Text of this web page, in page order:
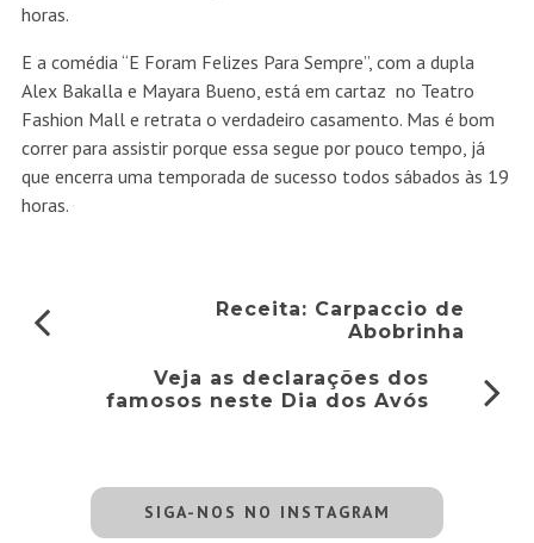
horas.
E a comédia “E Foram Felizes Para Sempre”, com a dupla
Alex Bakalla e Mayara Bueno, está em cartaz no Teatro
Fashion Mall e retrata o verdadeiro casamento. Mas é bom
correr para assistir porque essa segue por pouco tempo, já
que encerra uma temporada de sucesso todos sábados às 19
horas.
Receita: Carpaccio de
Abobrinha
Veja as declarações dos
famosos neste Dia dos Avós
SIGA-NOS NO INSTAGRAM